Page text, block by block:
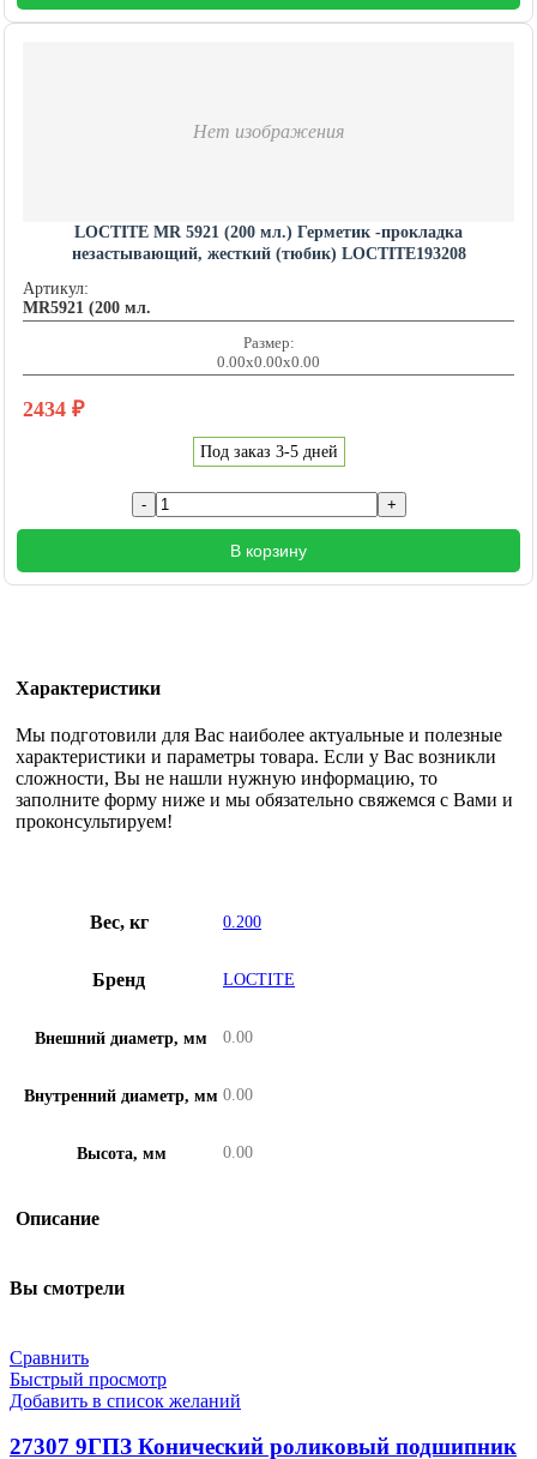
Нет изображения
LOCTITE MR 5921 (200 мл.) Герметик -прокладка
незастывающий, жесткий (тюбик) LOCTITE193208
Артикул:
MR5921 (200 мл.
Размер:
0.00x0.00x0.00
2434 ₽
Под заказ 3-5 дней
В корзину
Характеристики
Мы подготовили для Вас наиболее актуальные и полезные
характеристики и параметры товара. Если у Вас возникли
сложности, Вы не нашли нужную информацию, то
заполните форму ниже и мы обязательно свяжемся с Вами и
проконсультируем!
Вес, кг 0.200
Бренд LOCTITE
Внешний диаметр, мм 0.00
Внутренний диаметр, мм 0.00
Высота, мм 0.00
Описание
Вы смотрели
Сравнить
Быстрый просмотр
Добавить в список желаний
27307 9ГПЗ Конический роликовый подшипник